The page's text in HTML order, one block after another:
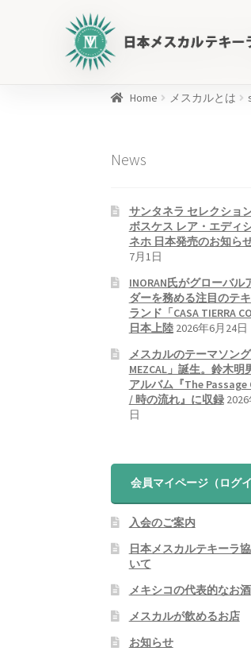
本
カ
協
会
式
WEB
サ
イ
ト
Home メスカルとは
News
サンタネラ セレクショ
ボスケス レア・エディ
ネホ 日本発売のお知ら
7月1日
INORAN氏がグローバル
ダーを務める注目のテ
ランド「CASA TIERRA
日本上陸 2026年6月24日
メスカルのテーマソング
MEZCAL」誕生。鈴木明
アルバム『The
/ 時の流れ』に収録
日
会員マイページ（ログイ
入会のご案内
日本メスカルテキーラ
いて
メキシコの代表的なお酒
メスカルが飲めるお店
お知らせ